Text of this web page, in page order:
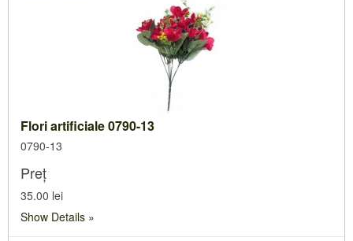
Flori artificiale 0790-13
0790-13
Preț
35.00 lei
Show Details